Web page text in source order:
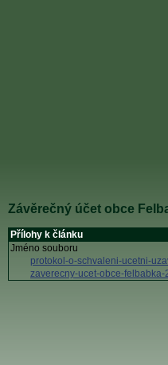
Závěrečný účet obce
Přílohy k článku
Jméno souboru
protokol-o-schvaleni-ucetni-
zaverecny-ucet-obce-felbabka-